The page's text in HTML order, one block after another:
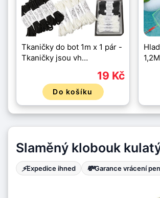
Tkaničky do bot 1m x 1 pár -
Tkaničky jsou vh…
19 Kč
Do košíku
Slaměný klobouk
⚡Expedice ihned 💸Garance vrácení